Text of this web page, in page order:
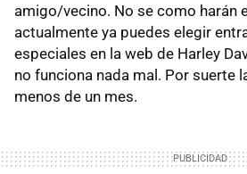
amigo/vecino. No se como harán
actualmente ya puedes elegir
especiales en la web de Harley
no funciona nada mal. Por suerte
menos de un mes.